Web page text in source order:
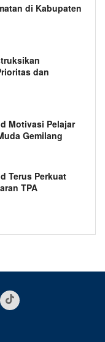
di Kabupaten
dan
Motivasi Pelajar
Gemilang
Terus Perkuat
TPA